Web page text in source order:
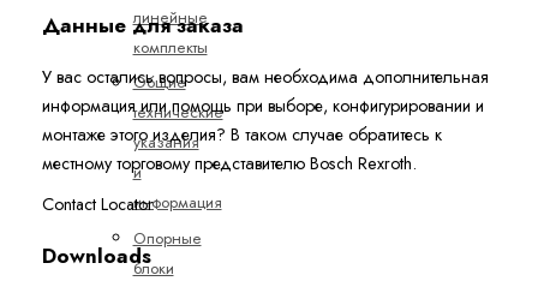
линейные
комплекты
Общие
технические
указания
и
информация
Опорные
блоки
Данные для заказа
У вас остались вопросы, вам необходима дополнительная
информация или помощь при выборе, конфигурировании и
монтаже этого изделия? В таком случае обратитесь к
местному торговому представителю Bosch Rexroth.
Contact Locator
Downloads